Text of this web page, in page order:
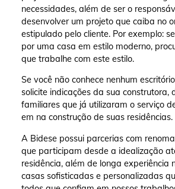
necessidades, além de ser o
desenvolver um projeto que caiba no
estipulado pelo cliente. Por exemplo:
por uma casa em estilo moderno,
que trabalhe com este estilo.
Se você não conhece nenhum
solicite indicações da sua construtora,
familiares que já utilizaram o serviço
em na construção de suas residências.
A Bidese possui parcerias com
que participam desde a idealização
residência, além de longa experiência
casas sofisticadas e personalizadas